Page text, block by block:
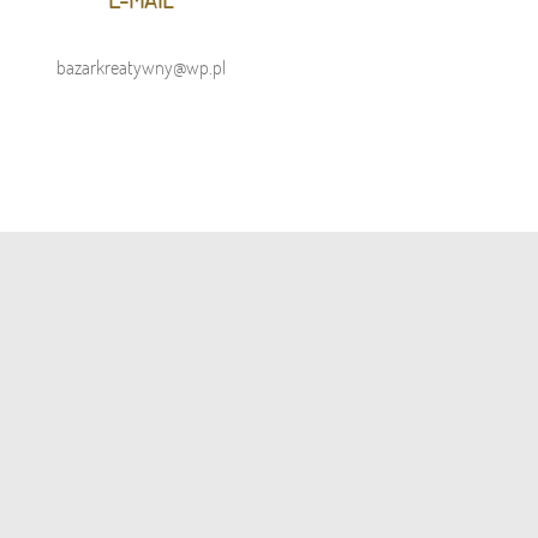
bazarkreatywny@wp.pl